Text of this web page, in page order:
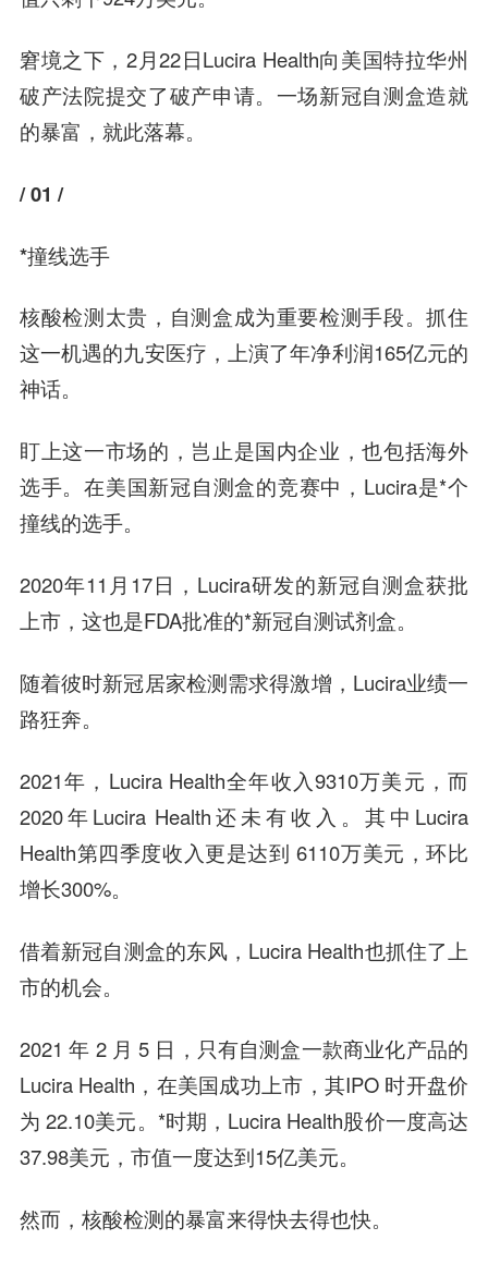
窘境之下，2月22日Lucira Health向美国特拉华州
破产法院提交了破产申请。一场新冠自测盒造就
的暴富，就此落幕。
/ 01 /
*撞线选手
核酸检测太贵，自测盒成为重要检测手段。抓住
这一机遇的九安医疗，上演了年净利润165亿元的
神话。
盯上这一市场的，岂止是国内企业，也包括海外
选手。在美国新冠自测盒的竞赛中，Lucira是*个
撞线的选手。
2020年11月17日，Lucira研发的新冠自测盒获批
上市，这也是FDA批准的*新冠自测试剂盒。
随着彼时新冠居家检测需求得激增，Lucira业绩一
路狂奔。
2021年，Lucira Health全年收入9310万美元，而
2020年Lucira Health还未有收入。其中Lucira
Health第四季度收入更是达到 6110万美元，环比
增长300%。
借着新冠自测盒的东风，Lucira Health也抓住了上
市的机会。
2021 年 2 月 5 日，只有自测盒一款商业化产品的
Lucira Health，在美国成功上市，其IPO 时开盘价
为 22.10美元。*时期，Lucira Health股价一度高达
37.98美元，市值一度达到15亿美元。
然而，核酸检测的暴富来得快去得也快。